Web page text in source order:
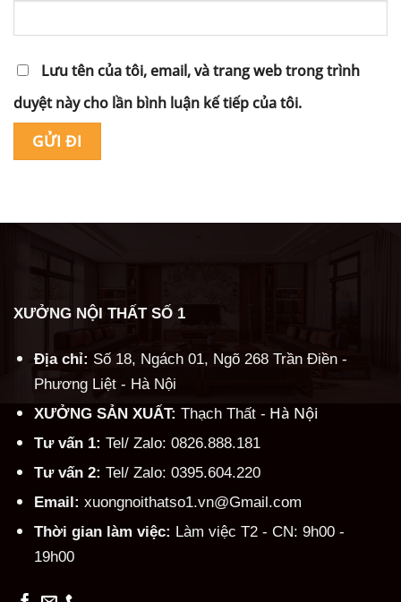
Lưu tên của tôi, email, và trang web trong trình
duyệt này cho lần bình luận kế tiếp của tôi.
XƯỞNG NỘI THẤT SỐ 1
Địa chỉ: Số 18, Ngách 01, Ngõ 268 Trần Điền -
Phương Liệt - Hà Nội
XƯỞNG SẢN XUẤT: Thạch Thất - Hà Nội
Tư vấn 1: Tel/ Zalo: 0826.888.181
Tư vấn 2: Tel/ Zalo: 0395.604.220
Email: xuongnoithatso1.vn@Gmail.com
Thời gian làm việc: Làm việc T2 - CN: 9h00 -
19h00